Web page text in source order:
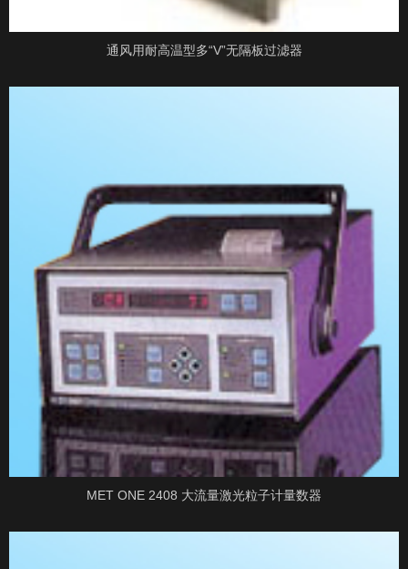
通风用耐高温型多“V”无隔板过滤器
MET ONE 2408 大流量激光粒子计量数器